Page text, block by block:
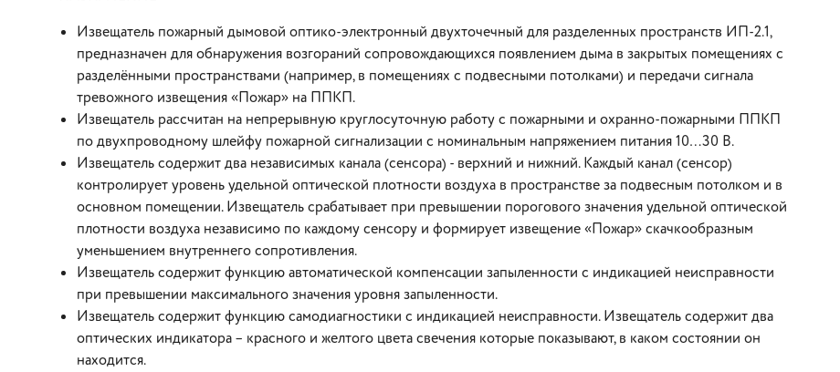
Извещатель пожарный дымовой оптико-электронный двухточечный для разделенных пространств ИП-2.1,
предназначен для обнаружения возгораний сопровождающихся появлением дыма в закрытых помещениях с
разделёнными пространствами (например, в помещениях с подвесными потолками) и передачи сигнала
тревожного извещения «Пожар» на ППКП.
Извещатель рассчитан на непрерывную круглосуточную работу с пожарными и охранно-пожарными ППКП
по двухпроводному шлейфу пожарной сигнализации с номинальным напряжением питания 10…30 В.
Извещатель содержит два независимых канала (сенсора) - верхний и нижний. Каждый канал (сенсор)
контролирует уровень удельной оптической плотности воздуха в пространстве за подвесным потолком и в
основном помещении. Извещатель срабатывает при превышении порогового значения удельной оптической
плотности воздуха независимо по каждому сенсору и формирует извещение «Пожар» скачкообразным
уменьшением внутреннего сопротивления.
Извещатель содержит функцию автоматической компенсации запыленности с индикацией неисправности
при превышении максимального значения уровня запыленности.
Извещатель содержит функцию самодиагностики с индикацией неисправности. Извещатель содержит два
оптических индикатора – красного и желтого цвета свечения которые показывают, в каком состоянии он
находится.